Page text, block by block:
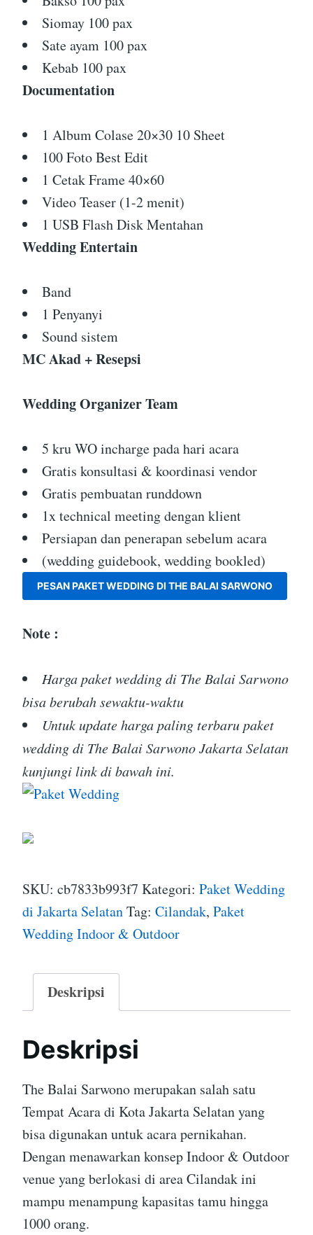
Siomay 100 pax
Sate ayam 100 pax
Kebab 100 pax
Documentation
1 Album Colase 20×30 10 Sheet
100 Foto Best Edit
1 Cetak Frame 40×60
Video Teaser (1-2 menit)
1 USB Flash Disk Mentahan
Wedding Entertain
Band
1 Penyanyi
Sound sistem
MC Akad + Resepsi
Wedding Organizer Team
5 kru WO incharge pada hari acara
Gratis konsultasi & koordinasi vendor
Gratis pembuatan runddown
1x technical meeting dengan klient
Persiapan dan penerapan sebelum acara
(wedding guidebook, wedding bookled)
PESAN PAKET WEDDING DI THE BALAI SARWONO
Note :
Harga paket wedding di The Balai Sarwono
bisa berubah sewaktu-waktu
Untuk update harga paling terbaru paket
wedding di The Balai Sarwono Jakarta Selatan
kunjungi link di bawah ini.
SKU: cb7833b993f7 Kategori: Paket Wedding
di Jakarta SelatanTag: Cilandak, Paket
Wedding Indoor & Outdoor
Deskripsi
Deskripsi
The Balai Sarwono merupakan salah satu
Tempat Acara di Kota Jakarta Selatan yang
bisa digunakan untuk acara pernikahan.
Dengan menawarkan konsep Indoor & Outdoor
venue yang berlokasi di area Cilandak ini
mampu menampung kapasitas tamu hingga
1000 orang.